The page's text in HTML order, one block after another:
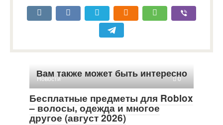
Вам также может быть интересно
Новости 0
Бесплатные предметы для Roblox
– волосы, одежда и многое
другое (август 2026)